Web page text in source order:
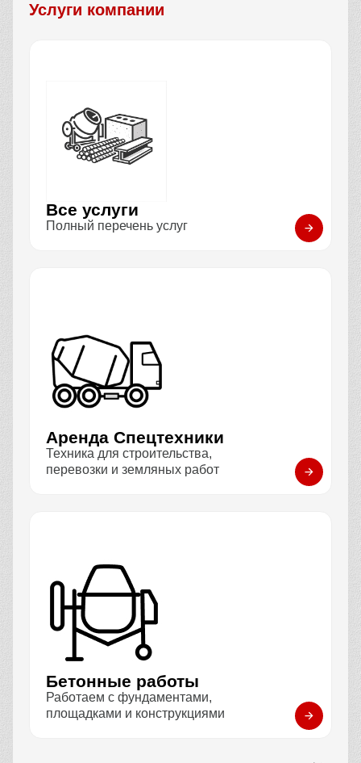
Услуги компании
Все услуги
Полный перечень услуг
Аренда Спецтехники
Техника для строительства,
перевозки и земляных работ
Бетонные работы
Работаем с фундаментами,
площадками и конструкциями